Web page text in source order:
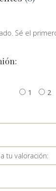
Sé el
1 2
tu valoración: